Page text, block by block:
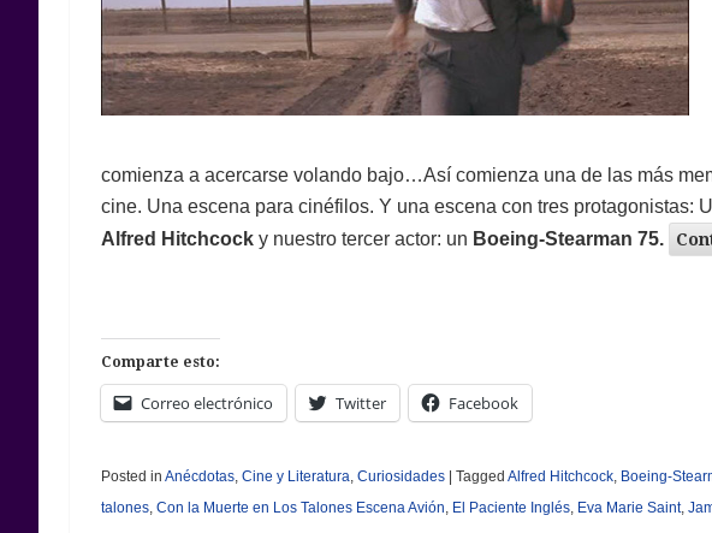
comienza a acercarse volando bajo…Así comienza una de las más
cine. Una escena para cinéfilos. Y una escena con tres protagonistas:
Alfred Hitchcocky nuestro tercer actor: un Boeing-Stearman 75.
Comparte esto:
Correo electrónico Twitter Facebook
Posted in Anécdotas, Cine y Literatura, Curiosidades | Tagged Alfred Hitchcock, Boeing-
talones, Con la Muerte en Los Talones Escena Avión, El Paciente Inglés, Eva Marie Saint,